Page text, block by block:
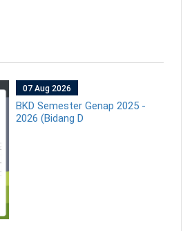
07 Aug 2026
BKD Semester Genap 2025 -
2026 (Bidang D